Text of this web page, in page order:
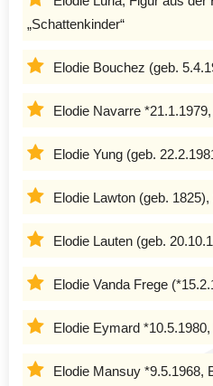
„Schattenkinder“
Elodie Bouchez (geb.
Elodie Navarre
Elodie Yung (geb.
Elodie Lawton (geb.
Elodie Lauten (geb.
Elodie Vanda Frege
Elodie Eymard
Elodie Mansuy *9.5.1968,